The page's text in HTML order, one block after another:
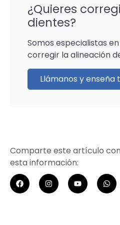
¿Quieres
dientes?
Somos especialistas
corregir la alineación
Llámanos y enseña
Comparte este artículo
esta información: